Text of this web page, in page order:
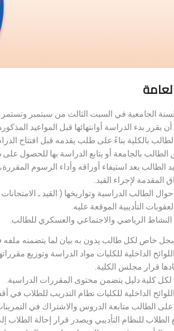
الجامعية في السبت الثالث من سبتمبر
أن يقرر بدء الدراسة أوانتهائها قبل المواعيد
بالكلية بناءً على طلب يقدمه قبل افتتاح
الطالب بالجامعة أو يتابع الدراسة بها للحصول
الطالب بعد استيفاء أوراقه وأداء الرسوم
المقدمة لإجراء القيد.
الطالب الدراسية وتواريخها ( القيد ـ الامتحانات
التأديبية الموقعة عليه.
النشاط الرياضي والاجتماعي والعسكري للطالب.
خاص لكل طالب يدون به بيان لما يتضمنه ملفه
الداخلية للكليات مواد الدراسة
قرار مجلس الكلية.
لكل كلية دليل يتضمن محتوى المقررات الدراسية.
الداخلية للكليات نظام التدريب للطلاب في
الطالب متابعة الدروس والاشتراك في التمرينات
للنظام التأديبي ويصدر قرار إحالة